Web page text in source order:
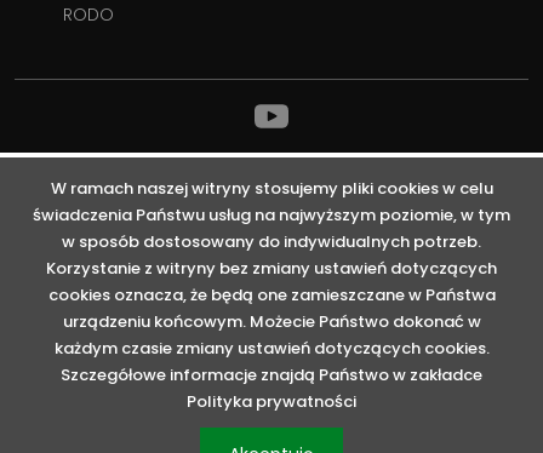
RODO
Odwiedź
Nasz
profil
naYoutube
Projekt „Repozytorium Robotyki – cyfrowe udostępnianie
zasobów nauki z obszaru robotyki", współfinansowany ze
środków Europejskiego Funduszu Rozwoju Regionalnego,
zrealizowano w ramach Programu Operacyjnego Polska
Cyfrowa; poddziałanie 2.3.1 – Cyfrowe udostępnienie
informacji sektora publicznego ze źródeł administracyjnych i
W ramach naszej witryny stosujemy pliki cookies w celu
świadczenia Państwu usług na najwyższym poziomie, w tym
w sposób dostosowany do indywidualnych potrzeb.
Korzystanie z witryny bez zmiany ustawień dotyczących
cookies oznacza, że będą one zamieszczane w Państwa
urządzeniu końcowym. Możecie Państwo dokonać w
każdym czasie zmiany ustawień dotyczących cookies.
Szczegółowe informacje znajdą Państwo w zakładce
Polityka prywatności